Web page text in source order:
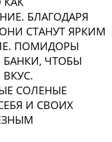
БЛАГОДАРЯ
СТАНУТ ЯРКИМ
ПОМИДОРЫ
ЧТОБЫ
СОЛЕНЫЕ
И СВОИХ